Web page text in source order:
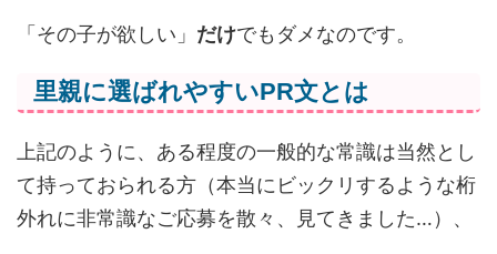
「その子が欲しい」 だけでもダメなのです。
里親に選ばれやすいPR文とは
上記のように、ある程度の一般的な常識は当然とし
て持っておられる方（本当にビックリするような桁
外れに非常識なご応募を散々、見てきました…）、